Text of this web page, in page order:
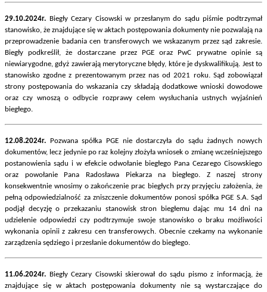
29.10.2024r. Biegły Cezary Cisowski w przesłanym do sądu piśmie podtrzymał
stanowisko, że znajdujące się w aktach postępowania dokumenty nie pozwalają na
przeprowadzenie badania cen transferowych we wskazanym przez sąd zakresie.
Biegły podkreślił, że dostarczane przez PGE oraz PwC prywatne opinie są
niewiarygodne, gdyż zawierają merytoryczne błędy, które je dyskwalifikują. Jest to
stanowisko zgodne z prezentowanym przez nas od 2021 roku. Sąd zobowiązał
strony postępowania do wskazania czy składają dodatkowe wnioski dowodowe
oraz czy wnoszą o odbycie rozprawy celem wysłuchania ustnych wyjaśnień
biegłego.
12.08.2024r. Pozwana spółka PGE nie dostarczyła do sądu żadnych nowych
dokumentów, lecz jedynie po raz kolejny złożyła wniosek o zmianę wcześniejszego
postanowienia sądu i w efekcie odwołanie biegłego Pana Cezarego Cisowskiego
oraz powołanie Pana Radosława Piekarza na biegłego. Z naszej strony
konsekwentnie wnosimy o zakończenie prac biegłych przy przyjęciu założenia, że
pełną odpowiedzialność za zniszczenie dokumentów ponosi spółka PGE S.A. Sąd
podjął decyzję o przekazaniu stanowisk stron biegłemu dając mu 14 dni na
udzielenie odpowiedzi czy podtrzymuje swoje stanowisko o braku możliwości
wykonania opinii z zakresu cen transferowych. Obecnie czekamy na wykonanie
zarządzenia sędziego i przesłanie dokumentów do biegłego.
11.06.2024r. Biegły Cezary Cisowski skierował do sądu pismo z informacją, że
znajdujące się w aktach postępowania dokumenty nie są wystarczające do